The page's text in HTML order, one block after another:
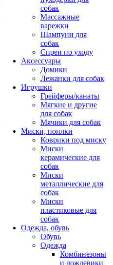
собак
Массажные
варежки
Шампуни для
собак
Спреи по уходу
Аксессуары
Домики
Лежанки для собак
Игрушки
Грейферы/канаты
Мягкие и другие
для собак
Мячики для собак
Миски, поилки
Коврики под миску
Миски
керамические для
собак
Миски
металлические для
собак
Миски
пластиковые для
собак
Одежда, обувь
Обувь
Одежда
Комбинезоны
и дождевики